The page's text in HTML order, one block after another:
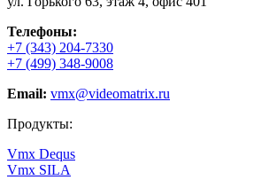
Телефоны:
+7 (343) 204-7330
+7 (499) 348-9008
Email: vmx@videomatrix.ru
Продукты:
Vmx Dequs
Vmx SILA